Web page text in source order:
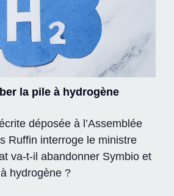
la pile à hydrogène
déposée à l’Assemblée
Ruffin interroge le ministre
va-t-il abandonner Symbio et
hydrogène ?